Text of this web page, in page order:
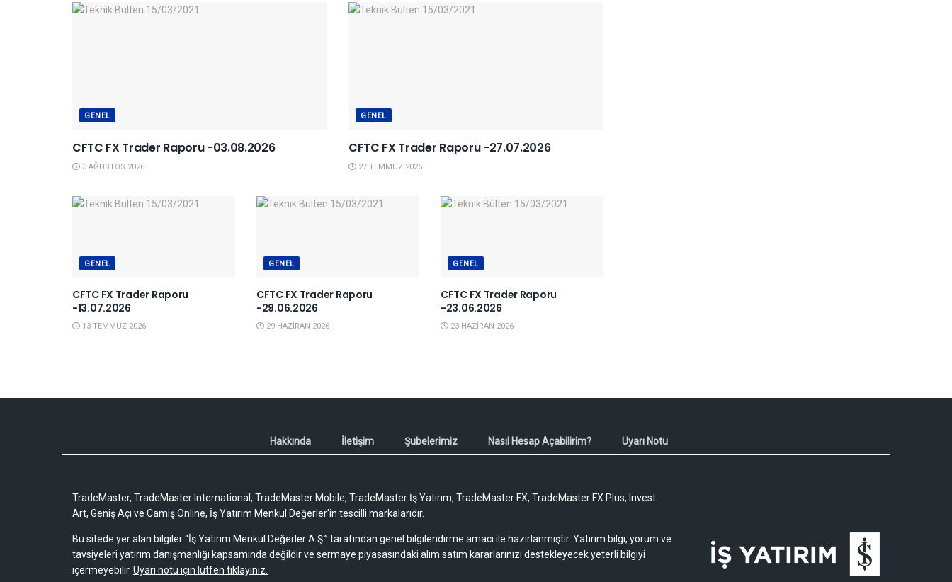
GENEL
CFTC FX Trader Raporu -03.08.2026
3 AĞUSTOS 2026
GENEL
CFTC FX Trader Raporu -27.07.2026
27 TEMMUZ 2026
GENEL
CFTC FX Trader Raporu
-13.07.2026
13 TEMMUZ 2026
GENEL
CFTC FX Trader Raporu
-29.06.2026
29 HAZIRAN 2026
GENEL
CFTC FX Trader Raporu
-23.06.2026
23 HAZIRAN 2026
Hakkında İletişim Şubelerimiz Nasıl Hesap Açabilirim? Uyarı Notu
TradeMaster, TradeMaster International, TradeMaster Mobile, TradeMaster İş Yatırım, TradeMaster FX, TradeMaster FX Plus, Invest
Art, Geniş Açı ve Camiş Online, İş Yatırım Menkul Değerler'in tescilli markalarıdır.
Bu sitede yer alan bilgiler “İş Yatırım Menkul Değerler A.Ş.” tarafından genel bilgilendirme amacı ile hazırlanmıştır. Yatırım bilgi, yorum ve
tavsiyeleri yatırım danışmanlığı kapsamında değildir ve sermaye piyasasındaki alım satım kararlarınızı destekleyecek yeterli bilgiyi
içermeyebilir. Uyarı notu için lütfen tıklayınız.